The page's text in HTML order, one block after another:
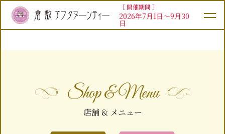
［ 開催期間 ］
2026年7月1日～9月30
日
Shop & Menu
店舗 & メニュー